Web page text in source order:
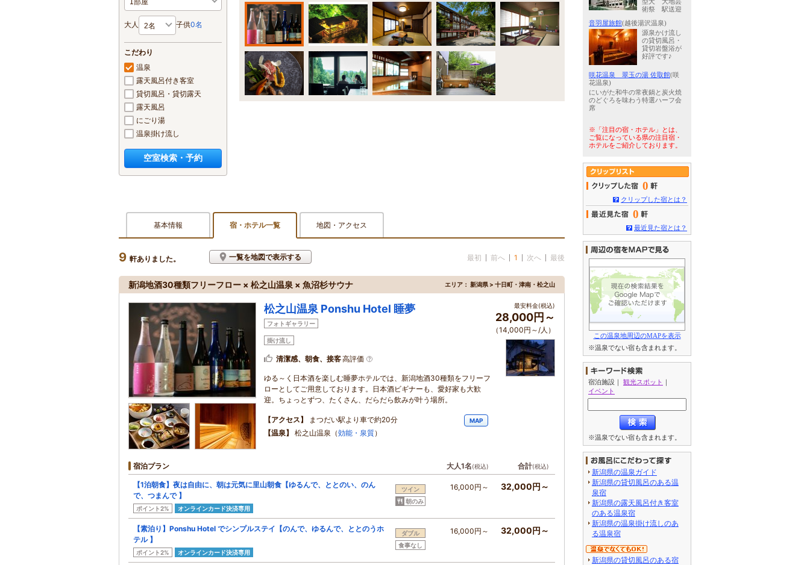
大人 子供0名
こだわり
温泉
露天風呂付き客室
貸切風呂・貸切露天
露天風呂
にごり湯
温泉掛け流し
空室検索・予約
基本情報 宿・ホテル一覧 地図・アクセス
9 軒ありました。 一覧を地図で表示する 最初 前へ 1 次へ 最後
新潟地酒30種類フリーフロー × 松之山温泉 × 魚沼杉サウナ エリア： 新潟県 > 十日町・津南・松之山
松之山温泉 Ponshu Hotel 睡夢
フォトギャラリー
掛け流し
清潔感、朝食、接客高評価
ゆる～く日本酒を楽しむ睡夢ホテルでは、新潟地酒30種類をフリーフ
ローとしてご用意しております。日本酒ビギナーも、愛好家も大歓
迎。ちょっとずつ、たくさん、だらだら飲みが叶う場所。
【アクセス】 まつだい駅より車で約20分 MAP
【温泉】 松之山温泉（効能・泉質）
最安料金(税込)
28,000円～
（14,000円～/人）
宿泊プラン 大人1名(税込) 合計(税込)
【1泊朝食】夜は自由に、朝は元気に里山朝食【ゆるんで、ととのい、のん
で、つまんで 】
ポイント2% オンラインカード決済専用
ツイン
朝のみ
16,000円～ 32,000円～
【素泊り】Ponshu Hotel でシンプルステイ【のんで、ゆるんで、ととのうホ
テル 】
ポイント2% オンラインカード決済専用
ダブル
食事なし
16,000円～ 32,000円～
術祭 駅送迎
音羽屋旅館(越後湯沢温泉)
源泉かけ流し
の貸切風呂・
貸切岩盤浴が
好評です♪
咲花温泉 翠玉の湯 佐取館(咲
花温泉)
にいがた和牛の常夜鍋と炭火焼
のどぐろを味わう特選ハーフ会
席
※「注目の宿・ホテル」とは、
ご覧になっている県の注目宿・
ホテルをご紹介しております。
0
クリップした宿とは？
0
最近見た宿とは？
この温泉地周辺のMAPを表示
※温泉でない宿も含まれます。
宿泊施設 ｜ 観光スポット ｜
イベント
※温泉でない宿も含まれます。
新潟県の温泉ガイド
新潟県の貸切風呂のある温
泉宿
新潟県の露天風呂付き客室
のある温泉宿
新潟県の温泉掛け流しのあ
る温泉宿
新潟県の貸切風呂のある宿